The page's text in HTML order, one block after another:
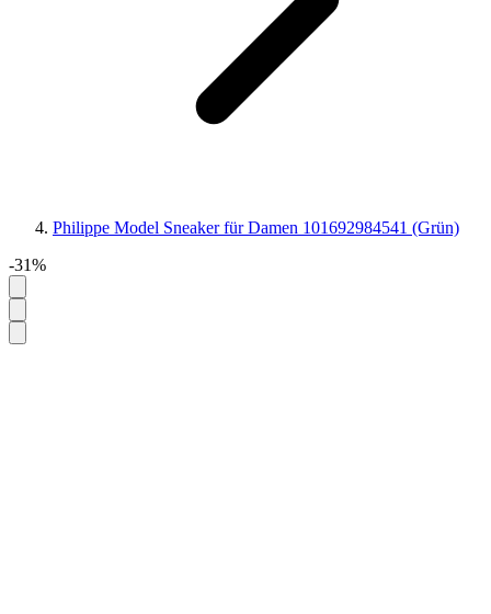
Philippe Model Sneaker für Damen 101692984541 (Grün)
-31%